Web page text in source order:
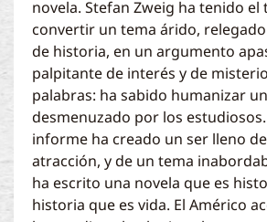
novela. Stefan Zweig ha tenido el
convertir un tema árido,
de historia, en un argumento
palpitante de interés y de
palabras: ha sabido humanizar
desmenuzado por los
informe ha creado un ser lleno
atracción, y de un tema
ha escrito una novela que es
historia que es vida. El Américo